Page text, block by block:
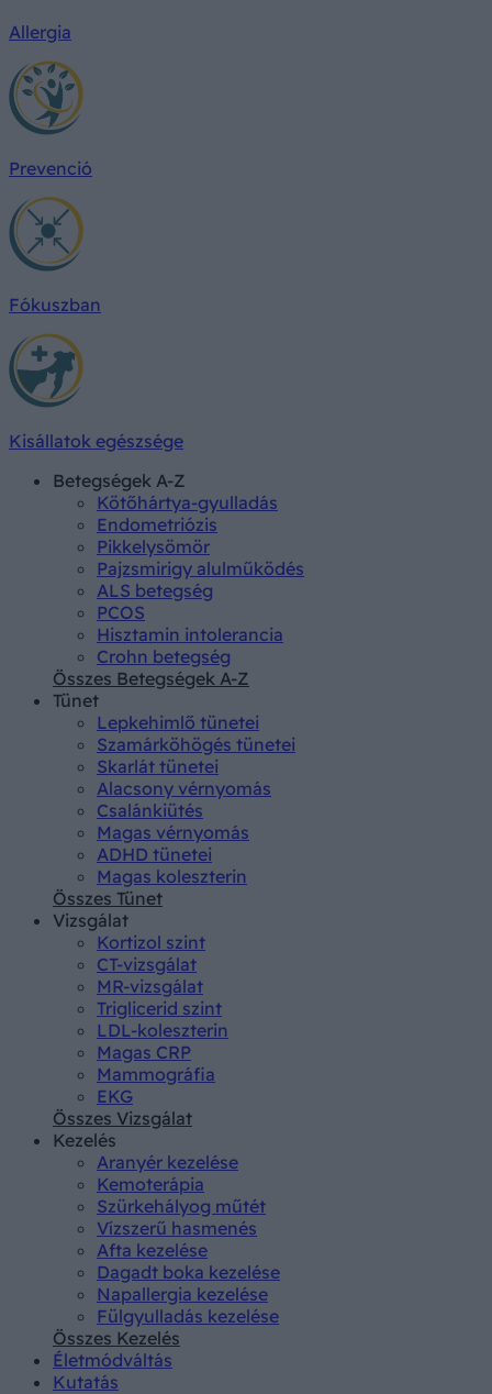
Allergia
Prevenció
Fókuszban
Kisállatok egészsége
Betegségek A-Z
Kötőhártya-gyulladás
Endometriózis
Pikkelysömör
Pajzsmirigy alulműködés
ALS betegség
PCOS
Hisztamin intolerancia
Crohn betegség
Összes Betegségek A-Z
Tünet
Lepkehimlő tünetei
Szamárköhögés tünetei
Skarlát tünetei
Alacsony vérnyomás
Csalánkiütés
Magas vérnyomás
ADHD tünetei
Magas koleszterin
Összes Tünet
Vizsgálat
Kortizol szint
CT-vizsgálat
MR-vizsgálat
Triglicerid szint
LDL-koleszterin
Magas CRP
Mammográfia
EKG
Összes Vizsgálat
Kezelés
Aranyér kezelése
Kemoterápia
Szürkehályog műtét
Vízszerű hasmenés
Afta kezelése
Dagadt boka kezelése
Napallergia kezelése
Fülgyulladás kezelése
Összes Kezelés
Életmódváltás
Kutatás